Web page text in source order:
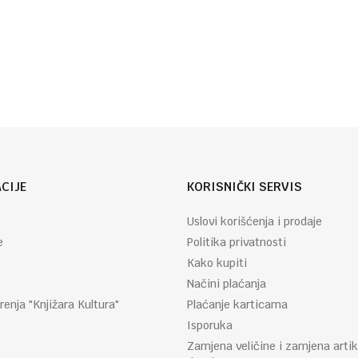
"Knjižara Kultura"
KORISNIČKI SERVIS
Uslovi korišćenja i prodaje
Politika privatnosti
Kako kupiti
Načini plaćanja
Plaćanje karticama
Isporuka
Zamjena veličine i zamjena